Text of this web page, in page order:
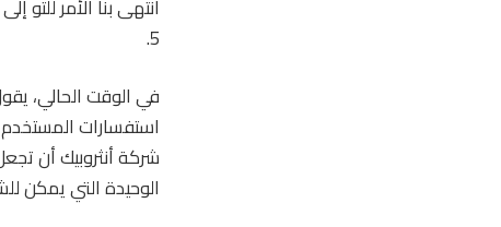
5.
في الوقت الحالي،
استفسارات
شركة أنثروبيك أن
الوحيدة التي يمكن